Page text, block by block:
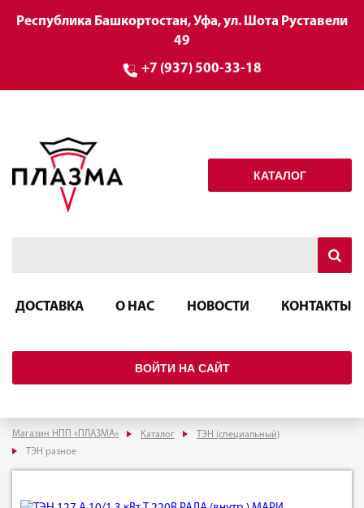
Республика Башкортостан, Уфа, ул. Шота Руставели
49
+7 (937) 500-33-18
КАТАЛОГ
ДОСТАВКА О НАС НОВОСТИ КОНТАКТЫ
ВОЙТИ НА САЙТ
Магазин НПП «ПЛАЗМА» Каталог
ТЭН (специальный)
ТЭН разное